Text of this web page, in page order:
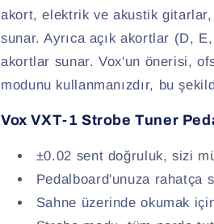
akort, elektrik ve akustik
sunar. Ayrıca açık akortlar (D,
akortlar sunar. Vox'un önerisi,
modunu kullanmanızdır, bu
Vox VXT-1 Strobe Tuner
±0.02 sent doğruluk, sizi
Pedalboard'unuza rahatça
Sahne üzerinde okumak